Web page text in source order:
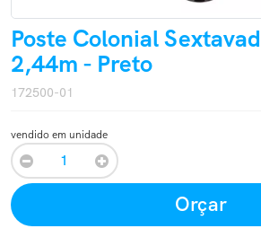
Poste Colonial
2,44m - Preto
172500-01
vendido em unidade
Orçar